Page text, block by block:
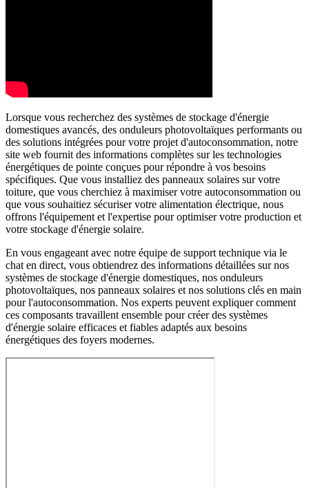
Lorsque vous recherchez des systèmes de stockage d'énergie
domestiques avancés, des onduleurs photovoltaïques performants ou
des solutions intégrées pour votre projet d'autoconsommation, notre
site web fournit des informations complètes sur les technologies
énergétiques de pointe conçues pour répondre à vos besoins
spécifiques. Que vous installiez des panneaux solaires sur votre
toiture, que vous cherchiez à maximiser votre autoconsommation ou
que vous souhaitiez sécuriser votre alimentation électrique, nous
offrons l'équipement et l'expertise pour optimiser votre production et
votre stockage d'énergie solaire.
En vous engageant avec notre équipe de support technique via le
chat en direct, vous obtiendrez des informations détaillées sur nos
systèmes de stockage d'énergie domestiques, nos onduleurs
photovoltaïques, nos panneaux solaires et nos solutions clés en main
pour l'autoconsommation. Nos experts peuvent expliquer comment
ces composants travaillent ensemble pour créer des systèmes
d'énergie solaire efficaces et fiables adaptés aux besoins
énergétiques des foyers modernes.